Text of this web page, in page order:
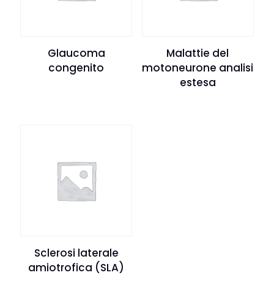
Glaucoma
congenito
Malattie del
motoneurone analisi
estesa
Sclerosi laterale
amiotrofica (SLA)